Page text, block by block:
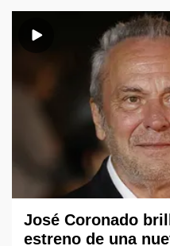
José Coronado
estreno de una